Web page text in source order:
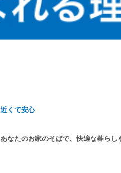
近くて安心
あなたのお家のそばで、快適な暮らし